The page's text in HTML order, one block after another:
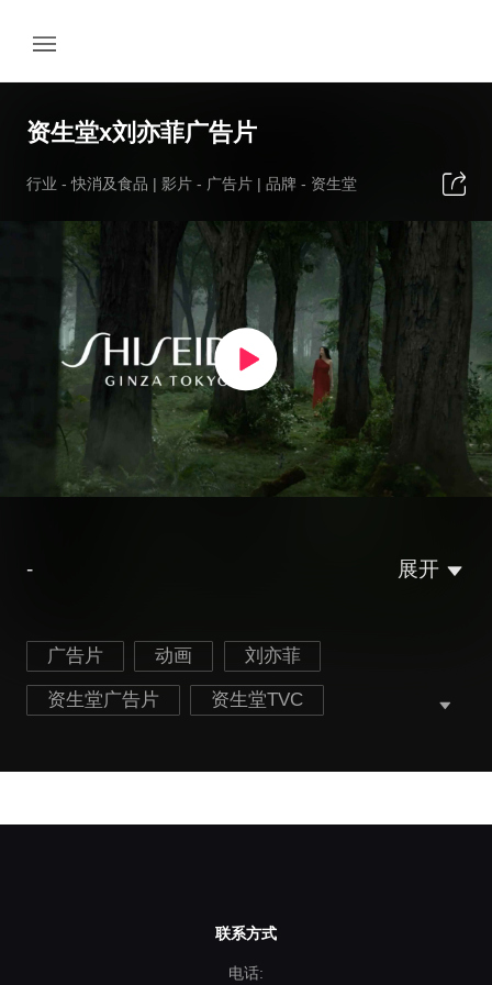
资生堂x刘亦菲广告片
行业 -快消及食品 | 影片 - 广告片 | 品牌 - 资生堂
- 展开
广告片 动画 刘亦菲
资生堂广告片 资生堂TVC
联系方式
电话: